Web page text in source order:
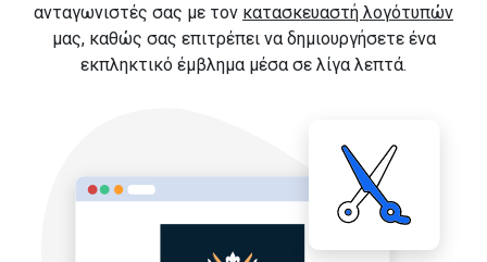
ανταγωνιστές σας με τον κατασκευαστή λογότυπών
μας, καθώς σας επιτρέπει να δημιουργήσετε ένα
εκπληκτικό έμβλημα μέσα σε λίγα λεπτά.